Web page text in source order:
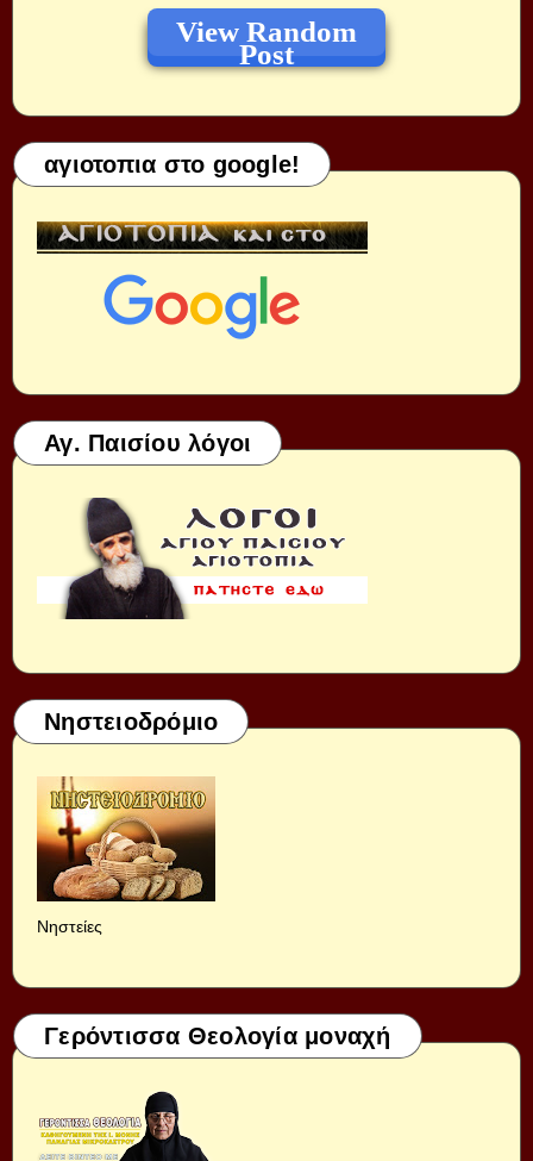
View Random
Post
αγιοτοπια στο google!
Αγ. Παισίου λόγοι
Νηστειοδρόμιο
Νηστείες
Γερόντισσα Θεολογία μοναχή